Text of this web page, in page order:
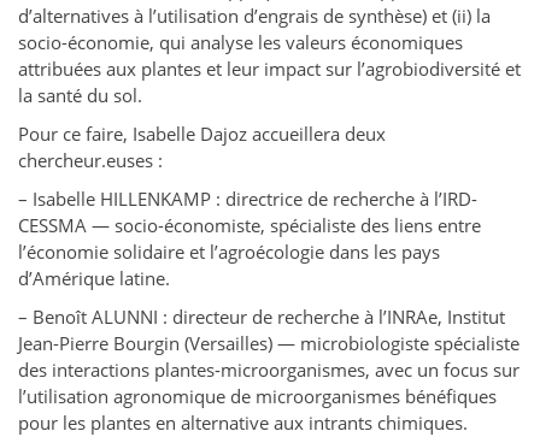
d’alternatives à l’utilisation d’engrais de synthèse) et (ii) la
socio-économie, qui analyse les valeurs économiques
attribuées aux plantes et leur impact sur l’agrobiodiversité et
la santé du sol.
Pour ce faire, Isabelle Dajoz accueillera deux
chercheur.euses :
– Isabelle HILLENKAMP : directrice de recherche à l’IRD-
CESSMA — socio-économiste, spécialiste des liens entre
l’économie solidaire et l’agroécologie dans les pays
d’Amérique latine.
– Benoît ALUNNI : directeur de recherche à l’INRAe, Institut
Jean-Pierre Bourgin (Versailles) — microbiologiste spécialiste
des interactions plantes-microorganismes, avec un focus sur
l’utilisation agronomique de microorganismes bénéfiques
pour les plantes en alternative aux intrants chimiques.